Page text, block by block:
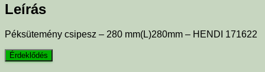
Leírás
Péksütemény csipesz – 280 mm(L)280mm – HENDI 171622